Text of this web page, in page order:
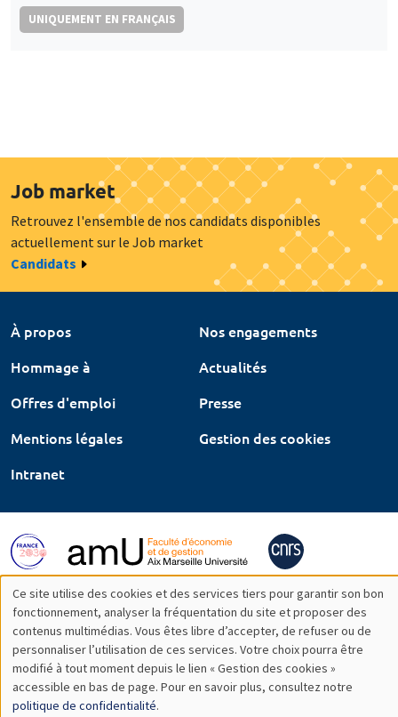
UNIQUEMENT EN FRANÇAIS
Job market
Retrouvez l'ensemble de nos candidats disponibles
actuellement sur le Job market
Candidats
À propos
Nos engagements
Hommage à
Actualités
Offres d'emploi
Presse
Mentions légales
Gestion des cookies
Intranet
Utilisation
des
données
personnelles
Ce site utilise des cookies et des services tiers pour garantir son bon
fonctionnement, analyser la fréquentation du site et proposer des
contenus multimédias. Vous êtes libre d’accepter, de refuser ou de
personnaliser l’utilisation de ces services. Votre choix pourra être
modifié à tout moment depuis le lien « Gestion des cookies »
accessible en bas de page. Pour en savoir plus, consultez notre
politique de confidentialité.